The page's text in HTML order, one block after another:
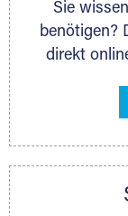
Sie
benötigen?
direkt
ermittelt.
persönlich